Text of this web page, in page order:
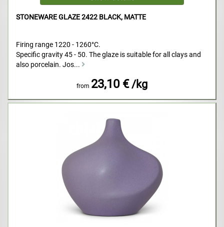
STONEWARE GLAZE 2422 BLACK, MATTE
Firing range 1220 - 1260°C.
Specific gravity 45 - 50. The glaze is suitable for all clays and
also porcelain. Jos...
from 23,10 € /kg